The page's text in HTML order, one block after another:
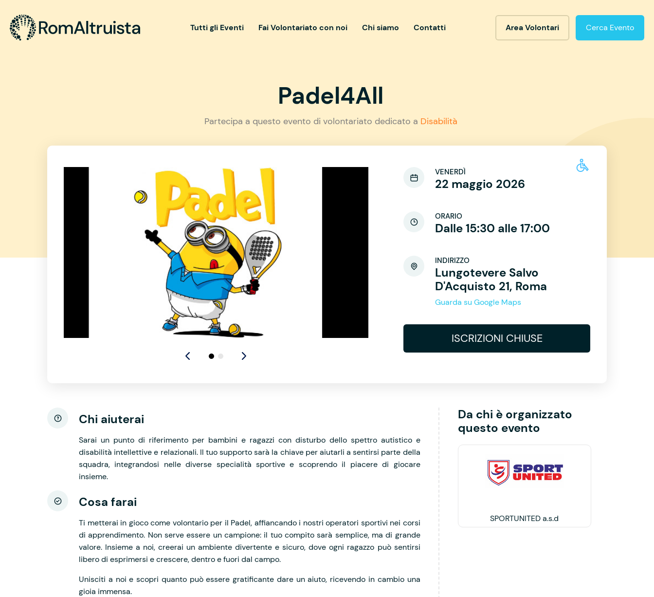
Tutti gli Eventi Fai Volontariato con noi Chi siamo Contatti Area Volontari Cerca Evento
Padel4All
Partecipa a questo evento di volontariato dedicato a Disabilità
VENERDÌ
22 maggio 2026
ORARIO
Dalle 15:30 alle 17:00
INDIRIZZO
Lungotevere Salvo
D'Acquisto 21, Roma
Guarda su Google Maps
ISCRIZIONI CHIUSE
Chi aiuterai
Sarai un punto di riferimento per bambini e ragazzi con disturbo dello spettro autistico e
disabilità intellettive e relazionali. Il tuo supporto sarà la chiave per aiutarli a sentirsi parte della
squadra, integrandosi nelle diverse specialità sportive e scoprendo il piacere di giocare
insieme.
Cosa farai
Ti metterai in gioco come volontario per il Padel, affiancando i nostri operatori sportivi nei corsi
di apprendimento. Non serve essere un campione: il tuo compito sarà semplice, ma di grande
valore. Insieme a noi, creerai un ambiente divertente e sicuro, dove ogni ragazzo può sentirsi
libero di esprimersi e crescere, dentro e fuori dal campo.
Unisciti a noi e scopri quanto può essere gratificante dare un aiuto, ricevendo in cambio una
gioia immensa.
Da chi è organizzato
questo evento
SPORTUNITED a.s.d